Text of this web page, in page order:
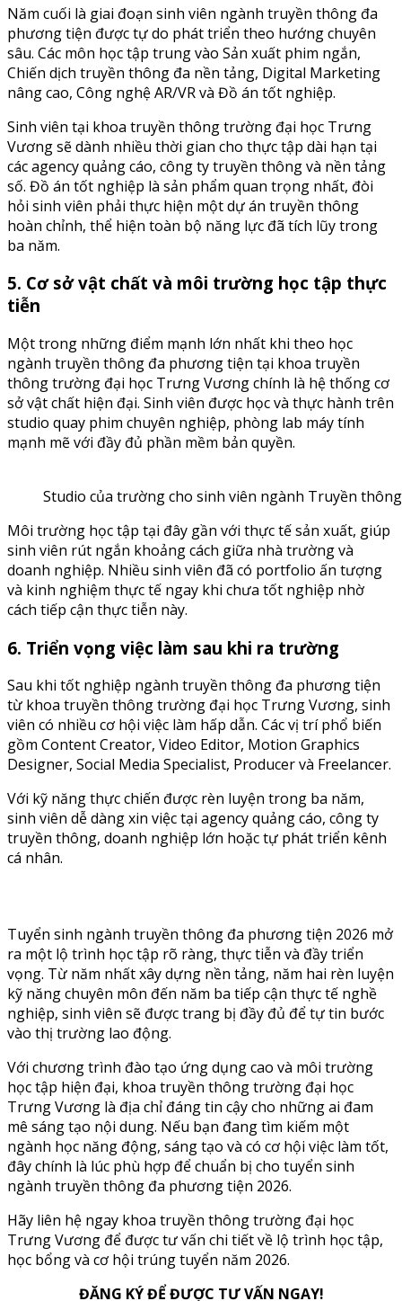
Năm cuối là giai đoạn sinh viên ngành truyền thông đa
phương tiện được tự do phát triển theo hướng chuyên
sâu. Các môn học tập trung vào Sản xuất phim ngắn,
Chiến dịch truyền thông đa nền tảng, Digital Marketing
nâng cao, Công nghệ AR/VR và Đồ án tốt nghiệp.
Sinh viên tại khoa truyền thông trường đại học Trưng
Vương sẽ dành nhiều thời gian cho thực tập dài hạn tại
các agency quảng cáo, công ty truyền thông và nền tảng
số. Đồ án tốt nghiệp là sản phẩm quan trọng nhất, đòi
hỏi sinh viên phải thực hiện một dự án truyền thông
hoàn chỉnh, thể hiện toàn bộ năng lực đã tích lũy trong
ba năm.
5. Cơ sở vật chất và môi trường học tập thực
tiễn
Một trong những điểm mạnh lớn nhất khi theo học
ngành truyền thông đa phương tiện tại khoa truyền
thông trường đại học Trưng Vương chính là hệ thống cơ
sở vật chất hiện đại. Sinh viên được học và thực hành trên
studio quay phim chuyên nghiệp, phòng lab máy tính
mạnh mẽ với đầy đủ phần mềm bản quyền.
Studio của trường cho sinh viên ngành Truyền
Môi trường học tập tại đây gần với thực tế sản xuất, giúp
sinh viên rút ngắn khoảng cách giữa nhà trường và
doanh nghiệp. Nhiều sinh viên đã có portfolio ấn tượng
và kinh nghiệm thực tế ngay khi chưa tốt nghiệp nhờ
cách tiếp cận thực tiễn này.
6. Triển vọng việc làm sau khi ra trường
Sau khi tốt nghiệp ngành truyền thông đa phương tiện
từ khoa truyền thông trường đại học Trưng Vương, sinh
viên có nhiều cơ hội việc làm hấp dẫn. Các vị trí phổ biến
gồm Content Creator, Video Editor, Motion Graphics
Designer, Social Media Specialist, Producer và Freelancer.
Với kỹ năng thực chiến được rèn luyện trong ba năm,
sinh viên dễ dàng xin việc tại agency quảng cáo, công ty
truyền thông, doanh nghiệp lớn hoặc tự phát triển kênh
cá nhân.
Tuyển sinh ngành truyền thông đa phương tiện 2026 mở
ra một lộ trình học tập rõ ràng, thực tiễn và đầy triển
vọng. Từ năm nhất xây dựng nền tảng, năm hai rèn luyện
kỹ năng chuyên môn đến năm ba tiếp cận thực tế nghề
nghiệp, sinh viên sẽ được trang bị đầy đủ để tự tin bước
vào thị trường lao động.
Với chương trình đào tạo ứng dụng cao và môi trường
học tập hiện đại, khoa truyền thông trường đại học
Trưng Vương là địa chỉ đáng tin cậy cho những ai đam
mê sáng tạo nội dung. Nếu bạn đang tìm kiếm một
ngành học năng động, sáng tạo và có cơ hội việc làm tốt,
đây chính là lúc phù hợp để chuẩn bị cho tuyển sinh
ngành truyền thông đa phương tiện 2026.
Hãy liên hệ ngay khoa truyền thông trường đại học
Trưng Vương để được tư vấn chi tiết về lộ trình học tập,
học bổng và cơ hội trúng tuyển năm 2026.
ĐĂNG KÝ ĐỂ ĐƯỢC TƯ VẤN NGAY!